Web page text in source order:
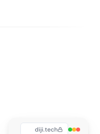
diji.tech